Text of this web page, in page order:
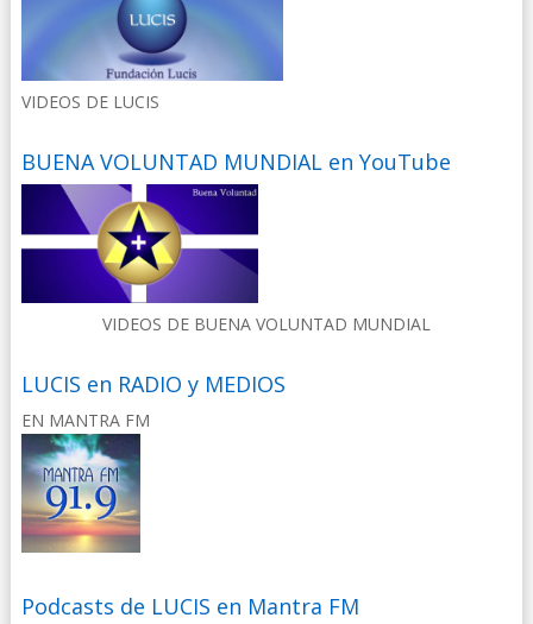
VIDEOS DE LUCIS
BUENA VOLUNTAD MUNDIAL en YouTube
VIDEOS DE BUENA VOLUNTAD MUNDIAL
LUCIS en RADIO y MEDIOS
EN MANTRA FM
Podcasts de LUCIS en Mantra FM